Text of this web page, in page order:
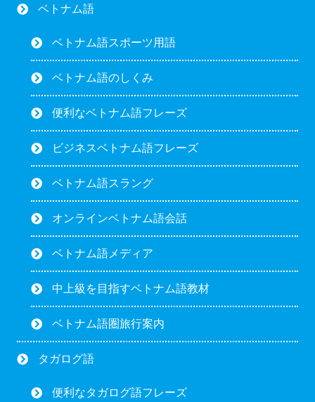
ベトナム語
ベトナム語スポーツ用語
ベトナム語のしくみ
便利なベトナム語フレーズ
ビジネスベトナム語フレーズ
ベトナム語スラング
オンラインベトナム語会話
ベトナム語メディア
中上級を目指すベトナム語教材
ベトナム語圏旅行案内
タガログ語
便利なタガログ語フレーズ